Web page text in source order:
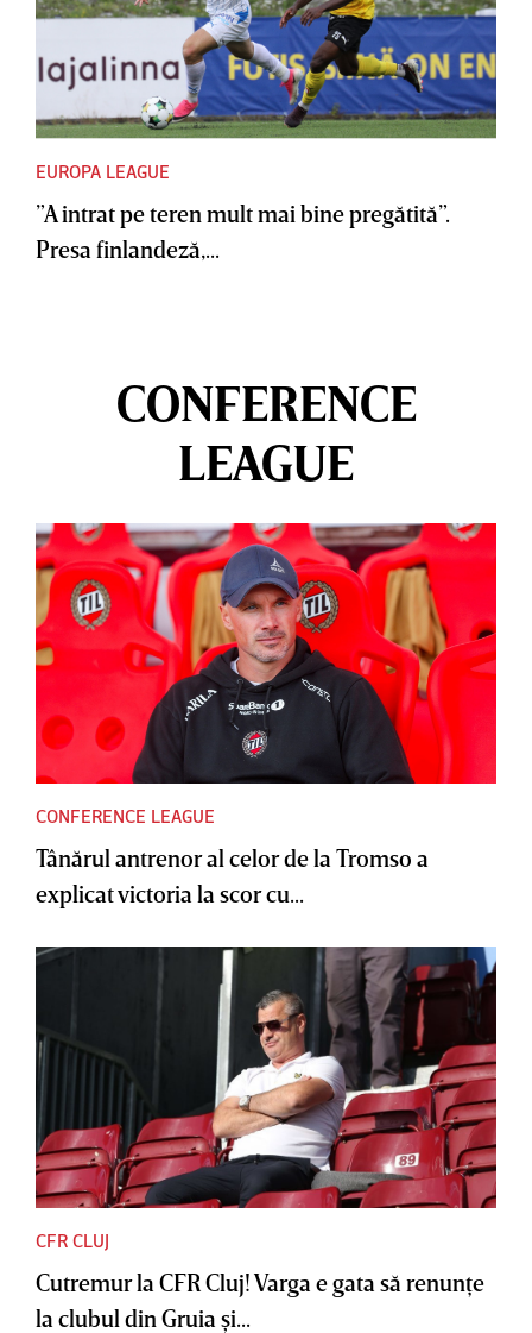
EUROPA LEAGUE
”A intrat pe teren mult mai bine pregătită”.
Presa finlandeză,...
CONFERENCE
LEAGUE
CONFERENCE LEAGUE
Tânărul antrenor al celor de la Tromso a
explicat victoria la scor cu...
CFR CLUJ
Cutremur la CFR Cluj! Varga e gata să renunţe
la clubul din Gruia şi...